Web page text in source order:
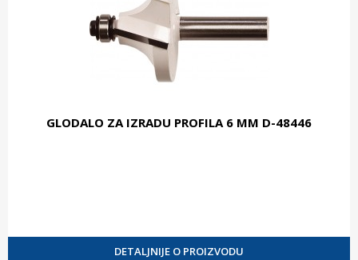
GLODALO ZA IZRADU PROFILA 6 MM D-48446
DETALJNIJE O PROIZVODU